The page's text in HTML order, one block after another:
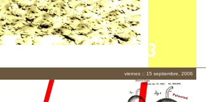
viernes :: 15 septiembre, 2006